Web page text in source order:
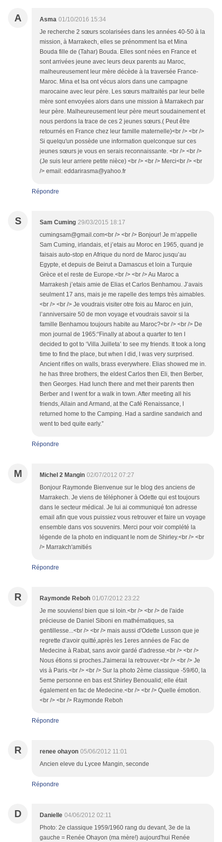
A Asma 01/10/2016 15:34
Je recherche 2 sœurs scolarisées dans les années 40-50 à la
mission, à Marrakech, elles se prénomment Isa et Mina
Bouda fille de (Tahar) Bouda. Elles sont nées en France et
sont arrivées jeune avec leurs deux parents au Maroc,
malheureusement leur mère décède à la traversée France-
Maroc. Mina et Isa ont vécus alors dans une campagne
marocaine avec leur père. Les sœurs maltraités par leur belle
mère sont envoyées alors dans une mission à Marrakech par
leur père. Malheureusement leur père meurt soudainement et
nous perdons la trace de ces 2 jeunes sœurs.( Peut être
retournés en France chez leur famille maternelle)<br /> <br />
Si quelqu'un possède une information quelconque sur ces
jeunes sœurs je vous en serais reconnaissante. <br /> <br />
(Je suis leur arriere petite nièce) <br /> <br /> Merci<br /> <br
/> email: eddarirasma@yahoo.fr
Répondre
S Sam Cuming 29/03/2015 18:17
cumingsam@gmail.com<br /> <br /> Bonjour! Je m’appelle
Sam Cuming, irlandais, et j’etais au Moroc en 1965, quand je
faisais auto-stop en Afrique du nord de Maroc jusqu’au
Egypte, et depuis de Beirut a Damascus et loin a Turquie
Grèce et el reste de Europe.<br /> <br /> Au Maroc a
Marrakesh j’etais amie de Elias et Carlos Benhamou. J’avais
seulment 17 ans, mais je me rapelle des temps très aimables.
<br /> <br /> Je voudrais visiter otre fois au Maroc en juin,
l’anniversaire 50 de mon voyage et voudrais savoir si la
famille Benhamou toujours habite au Maroc?<br /> <br /> De
mon journal de 1965:“Finally at about a quarter to ten I
decided to got to ‘Villa Juilleta’ to see my friends. It took a long
time to find the place, but when I did, I was very surprised.
Ancient rifles on walls, brass everywhere. Elias showed me in.
he has three brothers, the eldest Carlos then Eli, then Berber,
then Georges. Had lunch there and met their parents then
Berber and I went for a walk in town. After meeting all his
friends, Allain and Armand, at the Café Renaissance, I
returned home to the Camping. Had a sardine sandwich and
went to bed quite early.”
Répondre
M Michel 2 Mangin 02/07/2012 07:27
Bonjour Raymonde Bienvenue sur le blog des anciens de
Marrakech. Je viens de téléphoner à Odette qui est toujours
dans le secteur médical. Je lui ai communiqué ton adresse
email afin que vous puissiez vous retrouver et faire un voyage
ensemble dans vos souvenirs. Merci pour voir complété la
légende de la photo en indiquant le nom de Shirley.<br /> <br
/> Marrakch'amitiés
Répondre
R Raymonde Reboh 01/07/2012 23:22
Je me souviens! bien que si loin.<br /> <br /> de l'aide
précieuse de Daniel Siboni en mathématiques, sa
gentillesse...<br /> <br /> mais aussi d'Odette Lusson que je
regrette d'avoir quitté,après les 1eres années de Fac de
Medecine à Rabat, sans avoir gardé d'adresse.<br /> <br />
Nous étions si proches.J'aimerai la retrouver.<br /> <br /> Je
vis à Paris.<br /> <br /> Sur la photo 2ème classique -59/60, la
5eme personne en bas est Shirley Benoualid; elle était
également en fac de Medecine.<br /> <br /> Quelle émotion.
<br /> <br /> Raymonde Reboh
Répondre
R renee ohayon 05/06/2012 11:01
Ancien eleve du Lycee Mangin, seconde
Répondre
D Danielle 04/06/2012 02:11
Photo: 2e classique 1959/1960 rang du devant, 3e de la
gauche = Renée Ohayon (ma mère!) aujourd'hui Renée